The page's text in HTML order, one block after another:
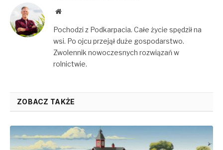
Website
Pochodzi z Podkarpacia. Całe życie spędził na
wsi. Po ojcu przejął duże gospodarstwo.
Zwolennik nowoczesnych rozwiązań w
rolnictwie.
ZOBACZ TAKŻE